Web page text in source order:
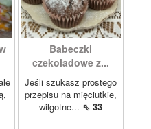
Babeczki
czekoladowe z...
Jeśli szukasz prostego
przepisu na mięciutkie,
wilgotne... ⇖ 33